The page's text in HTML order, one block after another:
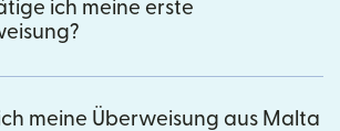
ich meine erste
meine Überweisung aus Malta